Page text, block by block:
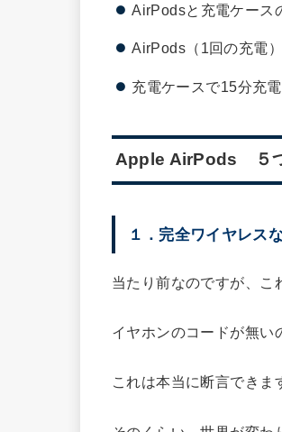
AirPodsと充電ケース
AirPods（1回の充電
充電ケースで15分充
Apple AirPods ５
１．完全ワイヤレス
当たり前なのですが、
イヤホンのコードが無い
これは本当に断言できま